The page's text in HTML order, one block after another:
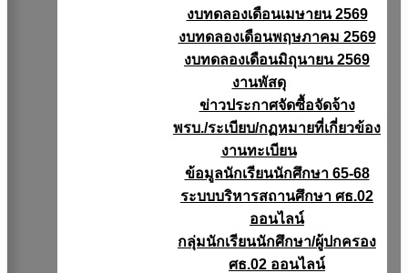
งบทดลองเดือนเมษายน 2569
งบทดลองเดือนพฤษภาคม 2569
งบทดลองเดือนมิถุนายน 2569
งานพัสดุ
ข่าวประกาศจัดซื้อจัดจ้าง
พรบ./ระเบียบ/กฏหมายที่เกี่ยวข้อง
งานทะเบียน
ข้อมูลนักเรียนนักศึกษา 65-68
ระบบบริหารสถานศึกษา ศธ.02
ออนไลน์
กลุ่มนักเรียนนักศึกษา/ผู้ปกครอง
ศธ.02 ออนไลน์